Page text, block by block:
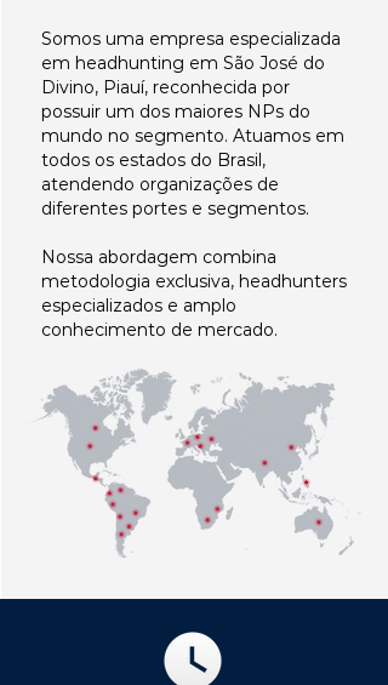
Somos uma empresa especializada
em headhunting em São José do
Divino, Piauí, reconhecida por
possuir um dos maiores NPs do
mundo no segmento. Atuamos em
todos os estados do Brasil,
atendendo organizações de
diferentes portes e segmentos.
Nossa abordagem combina
metodologia exclusiva, headhunters
especializados e amplo
conhecimento de mercado.